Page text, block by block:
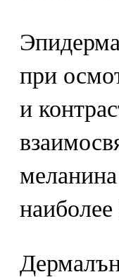
при
и
наиболее